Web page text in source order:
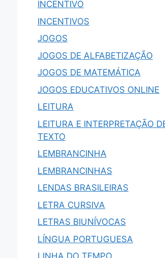
INCENTIVO
INCENTIVOS
JOGOS
JOGOS DE ALFABETIZAÇÃO
JOGOS DE MATEMÁTICA
JOGOS EDUCATIVOS ONLINE
LEITURA
LEITURA E INTERPRETAÇÃO
TEXTO
LEMBRANCINHA
LEMBRANCINHAS
LENDAS BRASILEIRAS
LETRA CURSIVA
LETRAS BIUNÍVOCAS
LÍNGUA PORTUGUESA